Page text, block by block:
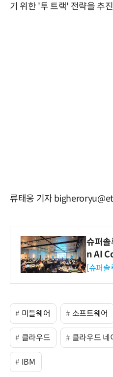
기 위한 '투 트랙' 전략을 추
류태웅 기자
슈퍼
n AI
리 성료
[슈퍼
미들웨어 소프트웨어
클라우드 클라우드 네
IBM